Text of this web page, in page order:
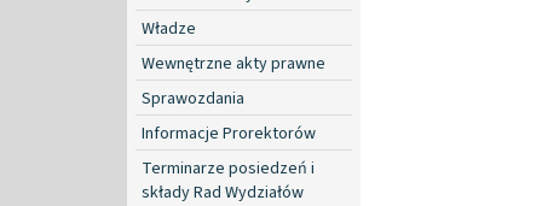
Władze
Wewnętrzne akty prawne
Sprawozdania
Informacje Prorektorów
Terminarze posiedzeń i
składy Rad Wydziałów